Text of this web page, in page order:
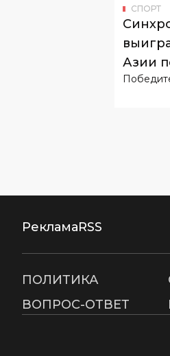
Азии
РекламаRSS
ПОЛИТИКА
ВОПРОС-ОТВЕТ